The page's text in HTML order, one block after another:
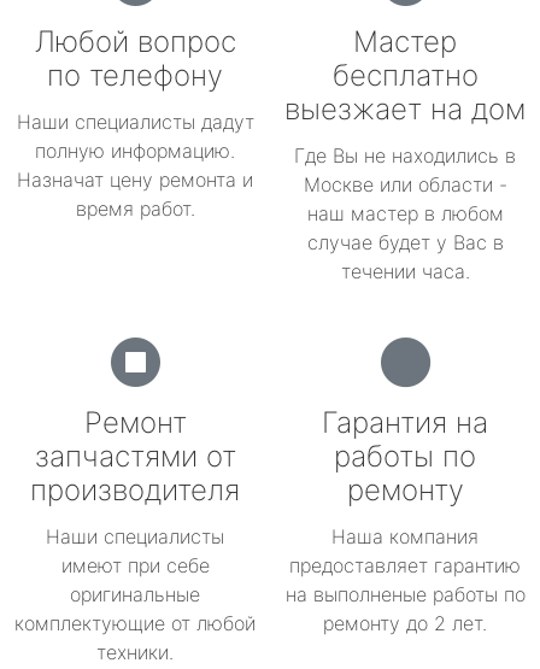
Любой вопрос
по телефону
Наши специалисты дадут
полную информацию.
Назначат цену ремонта и
время работ.
Мастер
бесплатно
выезжает на дом
Где Вы не находились в
Москве или области -
наш мастер в любом
случае будет у Вас в
течении часа.
Ремонт
запчастями от
производителя
Наши специалисты
имеют при себе
оригинальные
комплектующие от любой
техники.
Гарантия на
работы по
ремонту
Наша компания
предоставляет гарантию
на выполненые работы по
ремонту до 2 лет.